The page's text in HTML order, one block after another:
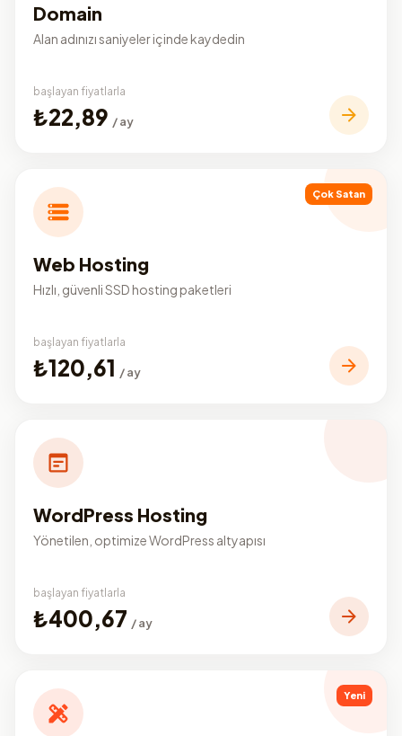
Domain
Alan adınızı saniyeler içinde kaydedin
başlayan fiyatlarla
₺22,89 / ay
Çok Satan
Web Hosting
Hızlı, güvenli SSD hosting paketleri
başlayan fiyatlarla
₺120,61 / ay
WordPress Hosting
Yönetilen, optimize WordPress altyapısı
başlayan fiyatlarla
₺400,67 / ay
Yeni